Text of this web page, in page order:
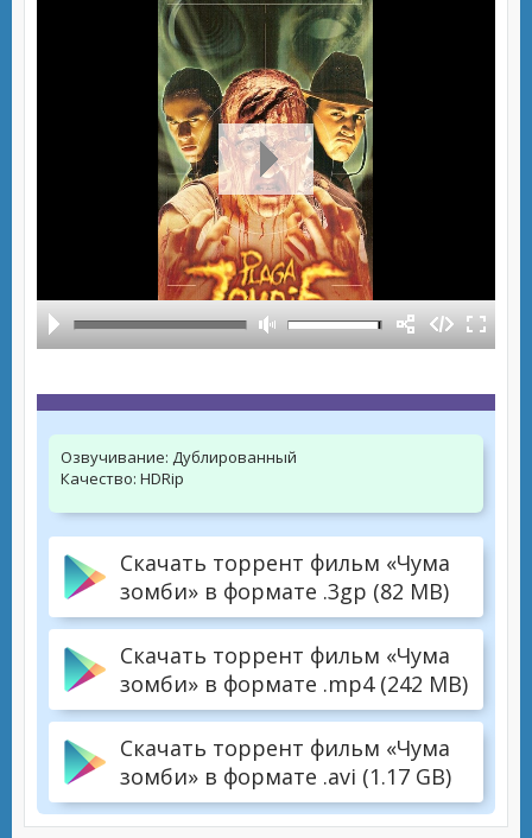
Озвучивание: Дублированный
Качество: HDRip
Скачать торрент фильм «Чума
зомби» в формате .3gp (82 MB)
Скачать торрент фильм «Чума
зомби» в формате .mp4 (242 MB)
Скачать торрент фильм «Чума
зомби» в формате .avi (1.17 GB)